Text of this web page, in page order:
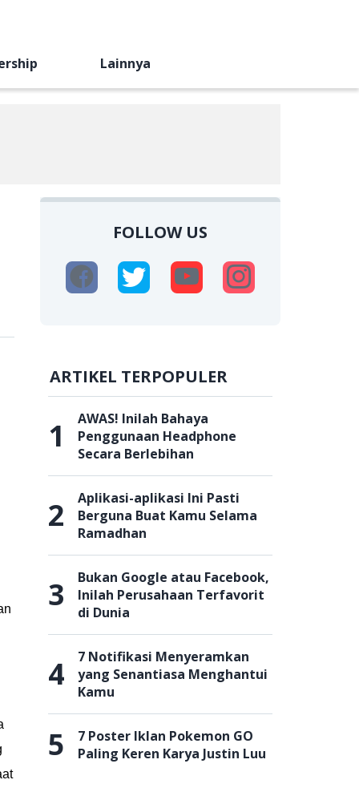
Lainnya
FOLLOW US
ARTIKEL TERPOPULER
1
AWAS! Inilah Bahaya
Penggunaan Headphone
Secara Berlebihan
2
Aplikasi-aplikasi Ini Pasti
Berguna Buat Kamu Selama
Ramadhan
3
Bukan Google atau Facebook,
Inilah Perusahaan Terfavorit
di Dunia
4
7 Notifikasi Menyeramkan
yang Senantiasa Menghantui
Kamu
5
7 Poster Iklan Pokemon GO
Paling Keren Karya Justin Luu